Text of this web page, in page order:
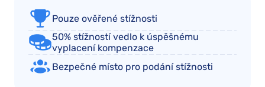
Pouze ověřené stížnosti
50% stížností vedlo k úspěšnému
vyplacení kompenzace
Bezpečné místo pro podání stížnosti